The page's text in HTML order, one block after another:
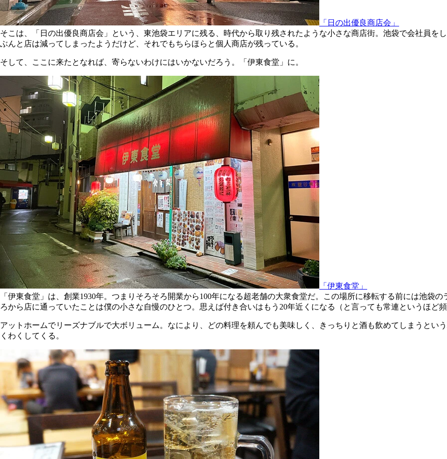
「日の出優良商店会」
そこは、「日の出優良商店会」という、東池袋エリアに残る、時代から取り残されたような小さな商店街。池袋で会社員を
ぶんと店は減ってしまったようだけど、それでもちらほらと個人商店が残っている。
そして、ここに来たとなれば、寄らないわけにはいかないだろう。「伊東食堂」に。
「伊東食堂」
「伊東食堂」は、創業1930年。つまりそろそろ開業から100年になる超老舗の大衆食堂だ。この場所に移転する前には池袋
ろから店に通っていたことは僕の小さな自慢のひとつ。思えば付き合いはもう20年近くになる（と言っても常連というほど
アットホームでリーズナブルで大ボリューム。なにより、どの料理を頼んでも美味しく、きっちりと酒も飲めてしまうとい
くわくしてくる。